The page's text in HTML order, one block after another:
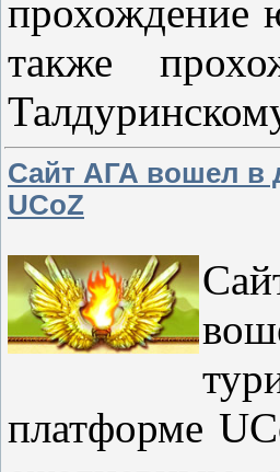
прохождение
также
Сайт АГА вошел в
UCoZ
платформе